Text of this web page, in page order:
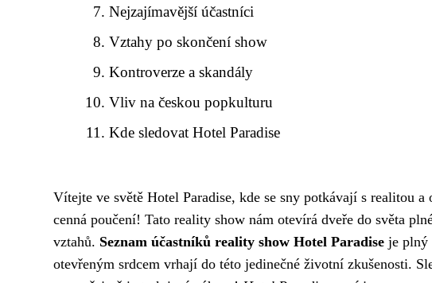
Nejzajímavější účastníci
Vztahy po skončení show
Kontroverze a skandály
Vliv na českou popkulturu
Kde sledovat Hotel Paradise
Vítejte ve světě Hotel Paradise, kde se sny potkávají s realitou
cenná poučení! Tato reality show nám otevírá dveře do světa
vztahů. Seznam účastníků reality show Hotel Paradise je plný
otevřeným srdcem vrhají do této jedinečné životní zkušenosti.